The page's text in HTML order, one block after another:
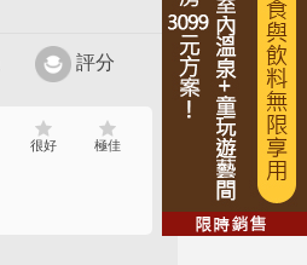
評分
很好 極佳